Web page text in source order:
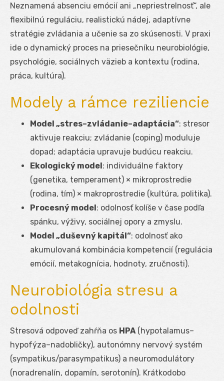
Neznamená absenciu emócií ani „nepriestrelnosť“, ale
flexibilnú reguláciu, realistickú nádej, adaptívne
stratégie zvládania a učenie sa zo skúsenosti. V praxi
ide o dynamický proces na priesečníku neurobiológie,
psychológie, sociálnych väzieb a kontextu (rodina,
práca, kultúra).
Modely a rámce reziliencie
Model „stres–zvládanie–adaptácia“: stresor
aktivuje reakciu; zvládanie (coping) moduluje
dopad; adaptácia upravuje budúcu reakciu.
Ekologický model: individuálne faktory
(genetika, temperament) × mikroprostredie
(rodina, tím) × makroprostredie (kultúra, politika).
Procesný model: odolnosť kolíše v čase podľa
spánku, výživy, sociálnej opory a zmyslu.
Model „duševný kapitál“: odolnosť ako
akumulovaná kombinácia kompetencií (regulácia
emócií, metakognícia, hodnoty, zručnosti).
Neurobiológia stresu a
odolnosti
Stresová odpoveď zahŕňa os HPA(hypotalamus–
hypofýza–nadobličky), autonómny nervový systém
(sympatikus/parasympatikus) a neuromodulátory
(noradrenalín, dopamín, serotonín). Krátkodobo